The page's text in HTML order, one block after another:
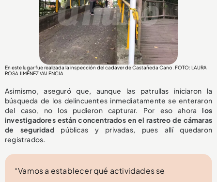
En este lugar fue realizada la inspección del cadáver de Castañeda Cano. FOTO: LAURA
ROSA JIMÉNEZ VALENCIA
Asimismo, aseguró que, aunque las patrullas iniciaron la
búsqueda de los delincuentes inmediatamente se enteraron
del caso, no los pudieron capturar. Por eso ahoralos
investigadores están concentrados en el rastreo de cámaras
de seguridad públicas y privadas, pues allí quedaron
registrados.
“Vamos a establecer qué actividades se